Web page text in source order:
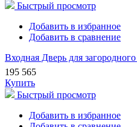
Быстрый просмотр
Добавить в избранное
Добавить в сравнение
Входная Дверь для
195 565
Купить
Быстрый просмотр
Добавить в избранное